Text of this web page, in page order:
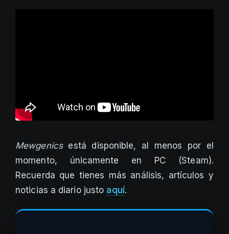
Mewgenicsestá disponible, al menos por el
momento, únicamente en PC (Steam).
Recuerda que tienes más análisis, artículos y
noticias a diario justo aquí.